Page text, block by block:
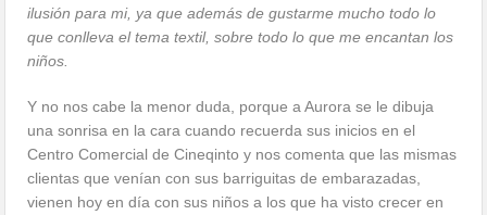
ilusión para mi, ya que además de gustarme mucho todo lo
que conlleva el tema textil, sobre todo lo que me encantan los
niños.
Y no nos cabe la menor duda, porque a Aurora se le dibuja
una sonrisa en la cara cuando recuerda sus inicios en el
Centro Comercial de Cineqinto y nos comenta que las mismas
clientas que venían con sus barriguitas de embarazadas,
vienen hoy en día con sus niños a los que ha visto crecer en